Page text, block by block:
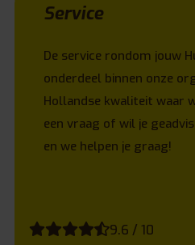
Service
De service rondom jouw
onderdeel binnen onze
Hollandse kwaliteit waar
een vraag of wil je
en we helpen je graag!
9.6 / 10